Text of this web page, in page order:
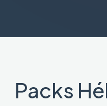
Packs